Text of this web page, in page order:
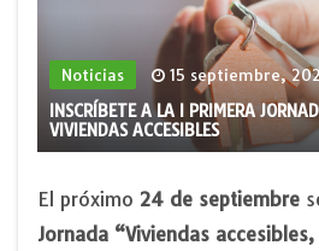
Noticias 15 septiembre,
INSCRÍBETE A LA I PRIMERA
VIVIENDAS ACCESIBLES
El próximo 24 de septiembre
Jornada “Viviendas